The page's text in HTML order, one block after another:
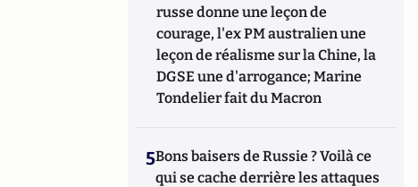
russe donne une leçon de
courage, l'ex PM australien une
leçon de réalisme sur la Chine, la
DGSE une d'arrogance; Marine
Tondelier fait du Macron
5Bons baisers de Russie ? Voilà ce
qui se cache derrière les attaques